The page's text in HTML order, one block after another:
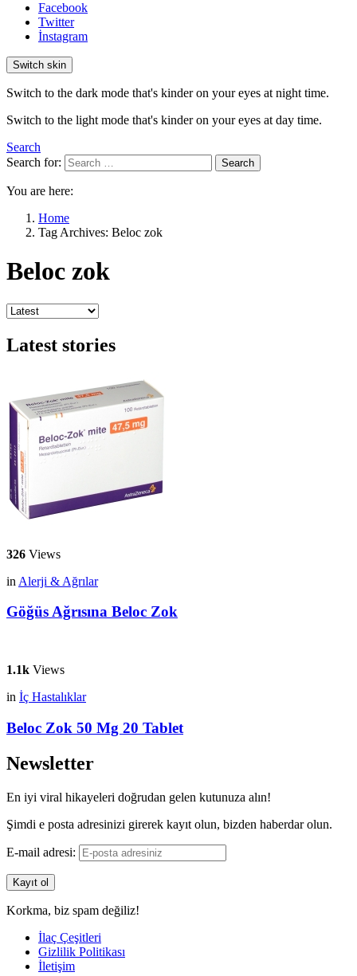
Facebook
Twitter
İnstagram
Switch skin
Switch to the dark mode that's kinder on your eyes at night time.
Switch to the light mode that's kinder on your eyes at day time.
Search
Search for:
Search
You are here:
Home
Tag Archives: Beloc zok
Beloc zok
Latest stories
326 Views
in Alerji & Ağrılar
Göğüs Ağrısına Beloc Zok
1.1k Views
in İç Hastalıklar
Beloc Zok 50 Mg 20 Tablet
Newsletter
En iyi viral hikayeleri doğrudan gelen kutunuza alın!
Şimdi e posta adresinizi girerek kayıt olun, bizden haberdar olun.
E-mail adresi:
Korkma, biz spam değiliz!
İlaç Çeşitleri
Gizlilik Politikası
İletişim